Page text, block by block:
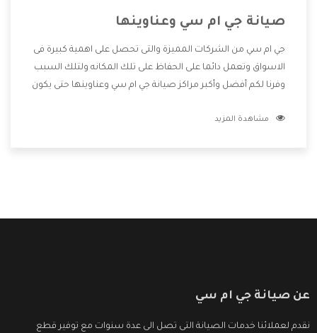
صيانة جي ام سي وعناوينها
جي ام سي من الشركات المميزة والتى تحصل على اهمية كبيرة فى
الاسواق وتعمل دائما على الحفاظ على تلك المكانه ولتلك السبب
وفرنا لكم أفضل وأكبر مراكز صيانة جي ام سي وعناوينها حتى يكون
دون اى ازعاج كما أننا نهتم بكل ما يحتاجه المستهلك لكى نحافظ
مشاهدة المزيد
عن صيانة جي ام سي
نقدم لعملائنا خدمات الصيانة التى تصل الى عدة سنوات مع توفير قطع